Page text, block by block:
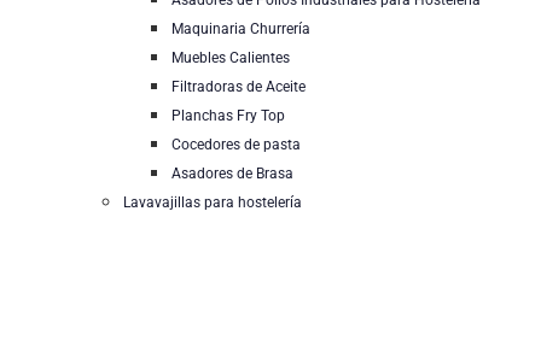
Maquinaria Churrería
Muebles Calientes
Filtradoras de Aceite
Planchas Fry Top
Cocedores de pasta
Asadores de Brasa
Lavavajillas para hostelería